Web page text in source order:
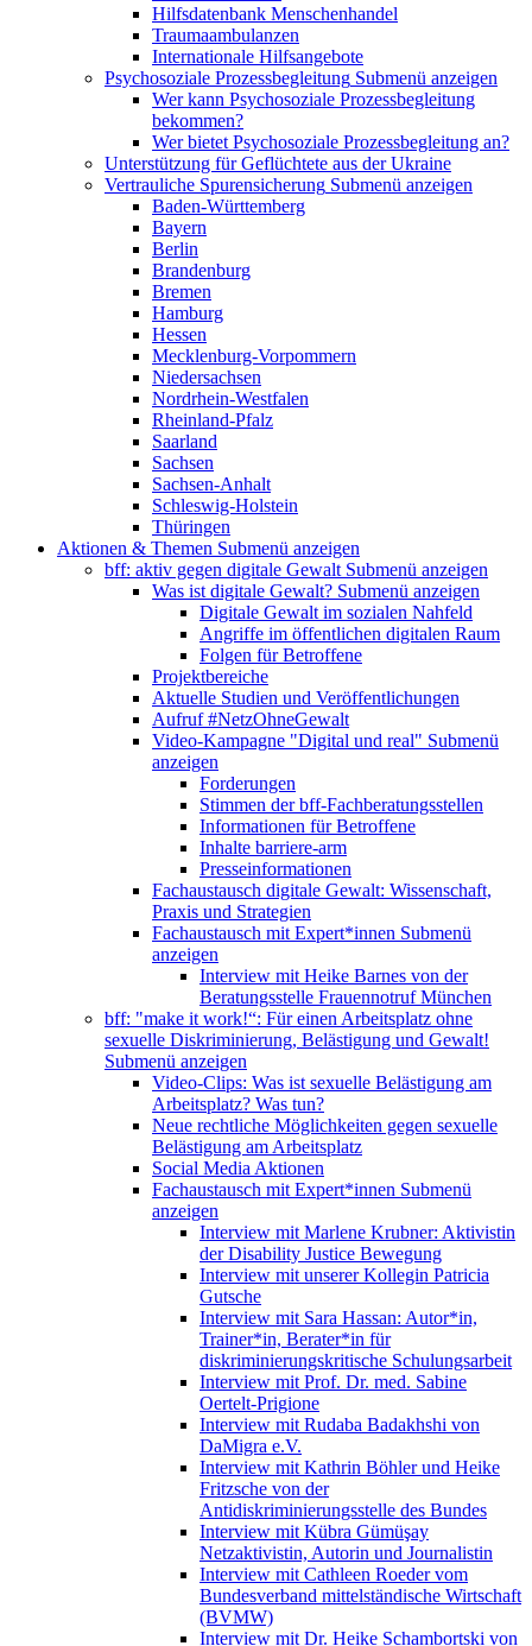
Hilfsdatenbank Menschenhandel
Traumaambulanzen
Internationale Hilfsangebote
Psychosoziale Prozessbegleitung Submenü anzeigen
Wer kann Psychosoziale Prozessbegleitung
bekommen?
Wer bietet Psychosoziale Prozessbegleitung an?
Unterstützung für Geflüchtete aus der Ukraine
Vertrauliche Spurensicherung Submenü anzeigen
Baden-Württemberg
Bayern
Berlin
Brandenburg
Bremen
Hamburg
Hessen
Mecklenburg-Vorpommern
Niedersachsen
Nordrhein-Westfalen
Rheinland-Pfalz
Saarland
Sachsen
Sachsen-Anhalt
Schleswig-Holstein
Thüringen
Aktionen & Themen Submenü anzeigen
bff: aktiv gegen digitale Gewalt Submenü anzeigen
Was ist digitale Gewalt? Submenü anzeigen
Digitale Gewalt im sozialen Nahfeld
Angriffe im öffentlichen digitalen Raum
Folgen für Betroffene
Projektbereiche
Aktuelle Studien und Veröffentlichungen
Aufruf #NetzOhneGewalt
Video-Kampagne "Digital und real" Submenü
anzeigen
Forderungen
Stimmen der bff-Fachberatungsstellen
Informationen für Betroffene
Inhalte barriere-arm
Presseinformationen
Fachaustausch digitale Gewalt: Wissenschaft,
Praxis und Strategien
Fachaustausch mit Expert*innen Submenü
anzeigen
Interview mit Heike Barnes von der
Beratungsstelle Frauennotruf München
bff: "make it work!“: Für einen Arbeitsplatz ohne
sexuelle Diskriminierung, Belästigung und Gewalt!
Submenü anzeigen
Video-Clips: Was ist sexuelle Belästigung am
Arbeitsplatz? Was tun?
Neue rechtliche Möglichkeiten gegen sexuelle
Belästigung am Arbeitsplatz
Social Media Aktionen
Fachaustausch mit Expert*innen Submenü
anzeigen
Interview mit Marlene Krubner: Aktivistin
der Disability Justice Bewegung
Interview mit unserer Kollegin Patricia
Gutsche
Interview mit Sara Hassan: Autor*in,
Trainer*in, Berater*in für
diskriminierungskritische Schulungsarbeit
Interview mit Prof. Dr. med. Sabine
Oertelt-Prigione
Interview mit Rudaba Badakhshi von
DaMigra e.V.
Interview mit Kathrin Böhler und Heike
Fritzsche von der
Antidiskriminierungsstelle des Bundes
Interview mit Kübra Gümüşay
Netzaktivistin, Autorin und Journalistin
Interview mit Cathleen Roeder vom
Bundesverband mittelständische Wirtschaft
(BVMW)
Interview mit Dr. Heike Schambortski von